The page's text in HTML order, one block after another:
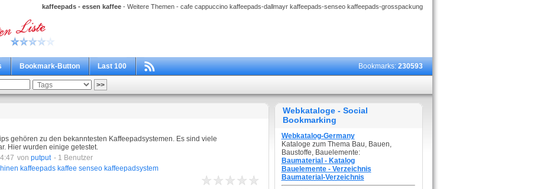
kaffeepads - essen kaffee- Weitere Themen - cafe cappuccino kaffeepads-dallmayr kaffeepads-senseo kaffeepads-grosspackung
Bookmark-Button Last 100 Bookmarks:230593
gehören zu den bekanntesten Kaffeepadsystemen. Es sind viele
Hier wurden einige getestet.
von putput - 1 Benutzer
kaffeepads kaffee senseo kaffeepadsystem
Webkataloge - Social
Bookmarking
Webkatalog-Germany
Kataloge zum Thema Bau, Bauen,
Baustoffe, Bauelemente:
Baumaterial - Katalog
Bauelemente - Verzeichnis
Baumaterial-Verzeichnis